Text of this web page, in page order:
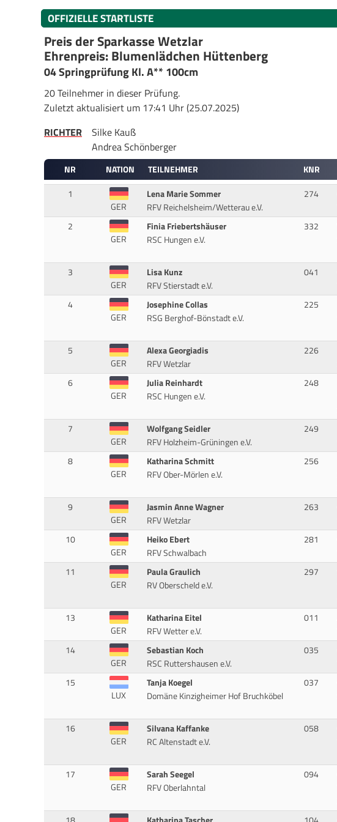
OFFIZIELLE STARTLISTE
Preis der Sparkasse Wetzlar
Ehrenpreis: Blumenlädchen Hüttenberg
04 Springprüfung Kl. A** 100cm
20 Teilnehmer in dieser Prüfung.
Zuletzt aktualisiert um 17:41 Uhr (25.07.2025)
RICHTER
Silke Kauß
Andrea Schönberger
NR NATION TEILNEHMER KNR
1
GER
Lena Marie Sommer
RFV Reichelsheim/Wetterau e.V.
274
2
GER
Finia Friebertshäuser
RSC Hungen e.V.
332
3
GER
Lisa Kunz
RFV Stierstadt e.V.
041
4
GER
Josephine Collas
RSG Berghof-Bönstadt e.V.
225
5
GER
Alexa Georgiadis
RFV Wetzlar
226
6
GER
Julia Reinhardt
RSC Hungen e.V.
248
7
GER
Wolfgang Seidler
RFV Holzheim-Grüningen e.V.
249
8
GER
Katharina Schmitt
RFV Ober-Mörlen e.V.
256
9
GER
Jasmin Anne Wagner
RFV Wetzlar
263
10
GER
Heiko Ebert
RFV Schwalbach
281
11
GER
Paula Graulich
RV Oberscheld e.V.
297
13
GER
Katharina Eitel
RFV Wetter e.V.
011
14
GER
Sebastian Koch
RSC Ruttershausen e.V.
035
15
LUX
Tanja Koegel
Domäne Kinzigheimer Hof Bruchköbel
037
16
GER
Silvana Kaffanke
RC Altenstadt e.V.
058
17
GER
Sarah Seegel
RFV Oberlahntal
094